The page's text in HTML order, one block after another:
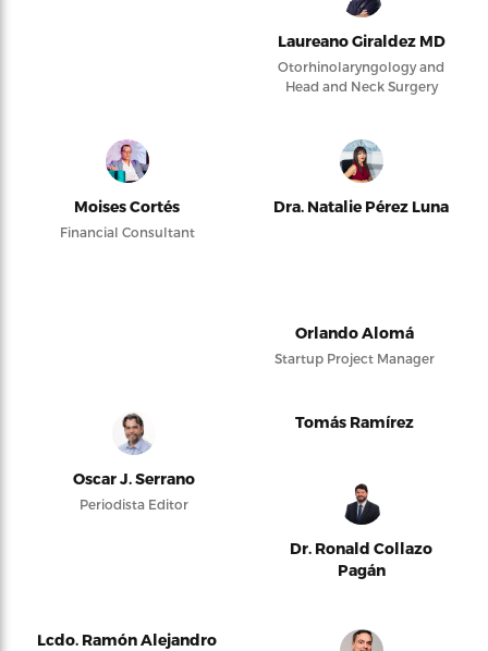
Laureano Giraldez MD
Otorhinolaryngology and
Head and Neck Surgery
Moises Cortés
Financial Consultant
Dra. Natalie Pérez Luna
Orlando Alomá
Startup Project Manager
Oscar J. Serrano
Periodista Editor
Tomás Ramírez
Dr. Ronald Collazo
Pagán
Lcdo. Ramón Alejandro